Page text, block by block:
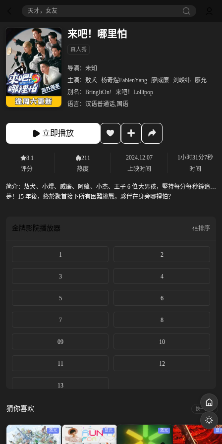
天才，女友
来吧！哪里怕‎
真人秀
导演： 未知
主演： 敖犬 杨奇煜FabienYang 廖威廉 刘峻纬 廖允
别名： BringItOn!
来吧！Lollipop
语言： 汉语普通话,国语
立即播放
8.1
评分
211
热度
2024.12.07
上映时间
1小时31分7秒
时间
简介：敖犬、小煜、威廉、阿緯、小杰、王子 6 位大男孩，堅持每分每秒鐘追逐
夢！15 年後，終於聚首接下所有困難挑戰，夥伴在身旁哪裡怕？
金牌影院播放器 排序
1 2
3 4
5 6
7 8
09 10
11 12
13
猜你喜欢 换一换
蓝光 蓝光 蓝光 蓝